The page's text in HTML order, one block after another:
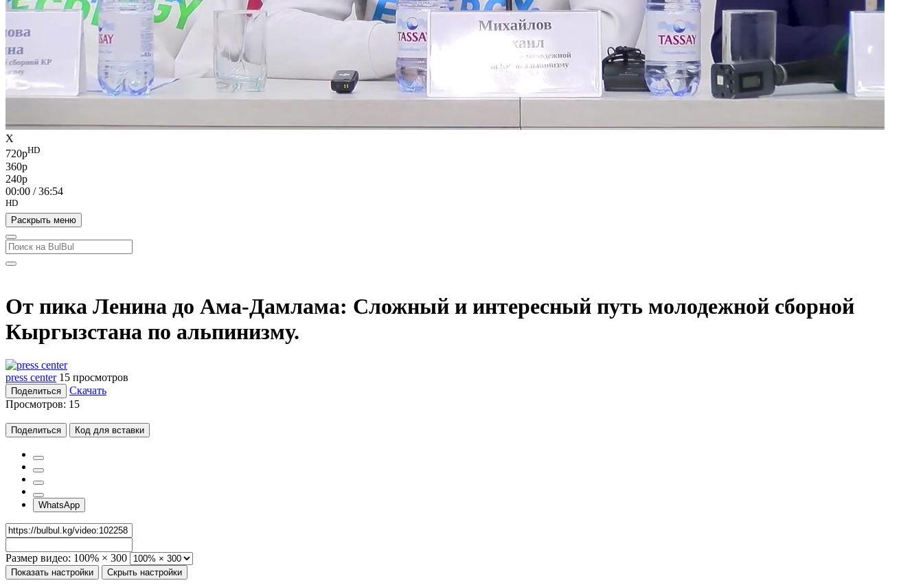
X
720pHD
360p
240p
00:00 /36:54
HD
Раскрыть меню
От пика Ленина до Ама-Дамлама: Сложный и интересный путь молодежной сборной
Кыргызстана по альпинизму.
press center 15 просмотров
Поделиться
Скачать
Просмотров: 15
Поделиться Код для вставки
WhatsApp
Размер видео: 100% × 300
Показать настройки Скрыть настройки